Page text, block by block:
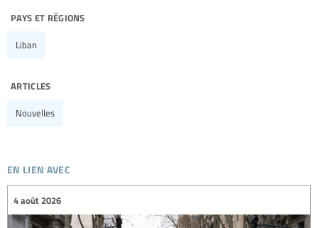
pays et régions
Liban
articles
Nouvelles
en lien avec
4 août 2026